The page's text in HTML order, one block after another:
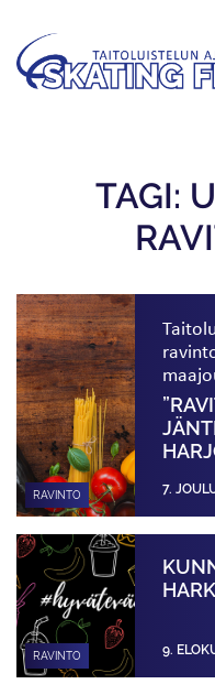
TAGI:
RAVINTO 7.
RAVINTO 9.